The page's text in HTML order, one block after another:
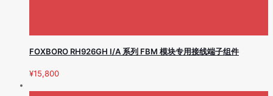
FOXBORO RH926GH I/A 系列 FBM 模块专用接线端子组件
¥15,800